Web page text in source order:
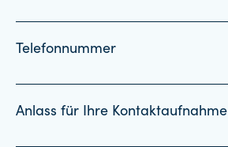
Telefonnummer
Anlass für Ihre Kontaktaufnahme